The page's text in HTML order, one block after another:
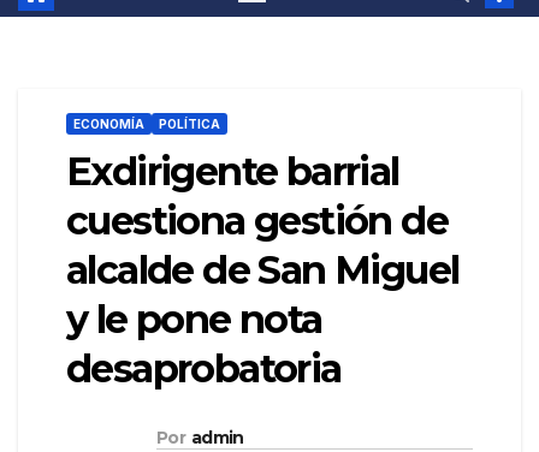
ECONOMÍA POLÍTICA
Exdirigente barrial
cuestiona gestión de
alcalde de San Miguel
y le pone nota
desaprobatoria
Por admin